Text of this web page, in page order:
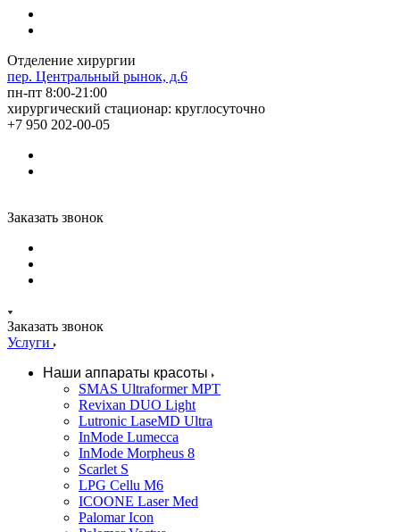
Отделение хирургии
пер. Центральный рынок, д.6
пн-пт 8:00-21:00
хирургический стационар: круглосуточно
+7 950 202-00-05
Заказать звонок
Заказать звонок
Услуги
Наши аппараты красоты
SMAS Ultraformer MPT
Revixan DUO Light
Lutronic LaseMD Ultra
InMode Lumecca
InMode Morpheus 8
Scarlet S
LPG Cellu M6
ICOONE Laser Med
Palomar Icon